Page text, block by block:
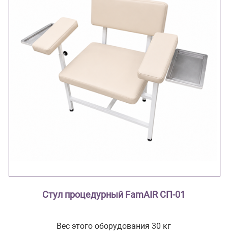
Стул процедурный FamAIR СП-01
Вес этого оборудования 30 кг